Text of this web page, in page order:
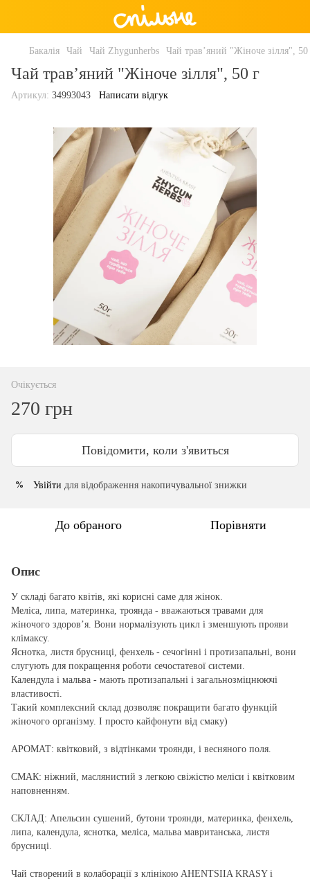
Бакалія Чай Чай Zhygunherbs Чай травʼяний "Жіноче зілля", 50
Чай травʼяний "Жіноче зілля", 50 г
Артикул: 34993043 Написати відгук
Очікується
270 грн
Повідомити, коли з'явиться
% Увійти для відображення накопичувальної знижки
До обраного Порівняти
Опис
У складі багато квітів, які корисні саме для жінок.
Меліса, липа, материнка, троянда - вважаються травами для
жіночого здоровʼя. Вони нормалізують цикл і зменшують прояви
клімаксу.
Яснотка, листя брусниці, фенхель - сечогінні і протизапальні, вони
слугують для покращення роботи сечостатевої системи.
Календула і мальва - мають протизапальні і загальнозміцнюючі
властивості.
Такий комплексний склад дозволяє покращити багато функцій
жіночого організму. І просто кайфонути від смаку)
АРОМАТ: квітковий, з відтінками троянди, і весняного поля.
СМАК: ніжний, маслянистий з легкою свіжістю меліси і квітковим
наповненням.
СКЛАД: Апельсин сушений, бутони троянди, материнка, фенхель,
липа, календула, яснотка, меліса, мальва мавританська, листя
брусниці.
Чай створений в колаборації з клінікою AHENTSIIA KRASY і